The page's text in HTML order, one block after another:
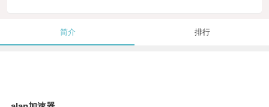
简介 排行